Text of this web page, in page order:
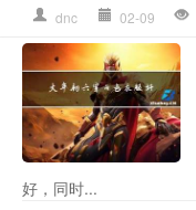
dnc 02-09
好，同时...